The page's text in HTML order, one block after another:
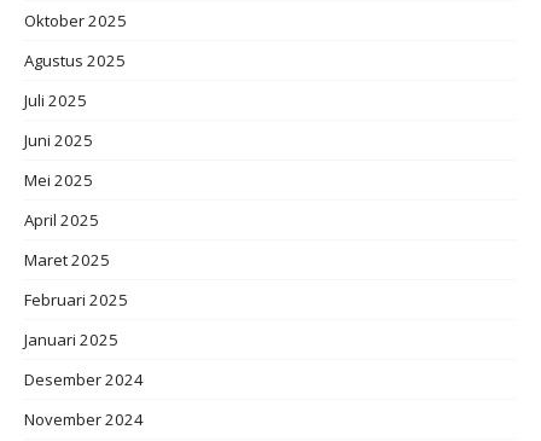
Oktober 2025
Agustus 2025
Juli 2025
Juni 2025
Mei 2025
April 2025
Maret 2025
Februari 2025
Januari 2025
Desember 2024
November 2024